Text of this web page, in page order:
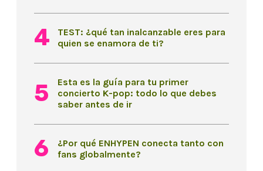
TEST: ¿qué tan inalcanzable eres para
quien se enamora de ti?
Esta es la guía para tu primer
concierto K-pop: todo lo que debes
saber antes de ir
¿Por qué ENHYPEN conecta tanto con
fans globalmente?